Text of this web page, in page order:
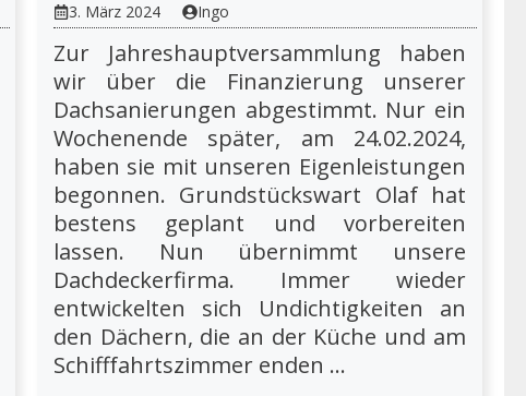
3. März 2024 Ingo
Zur Jahreshauptversammlung haben
wir über die Finanzierung unserer
Dachsanierungen abgestimmt. Nur ein
Wochenende später, am 24.02.2024,
haben sie mit unseren Eigenleistungen
begonnen. Grundstückswart Olaf hat
bestens geplant und vorbereiten
lassen. Nun übernimmt unsere
Dachdeckerfirma. Immer wieder
entwickelten sich Undichtigkeiten an
den Dächern, die an der Küche und am
Schifffahrtszimmer enden ...